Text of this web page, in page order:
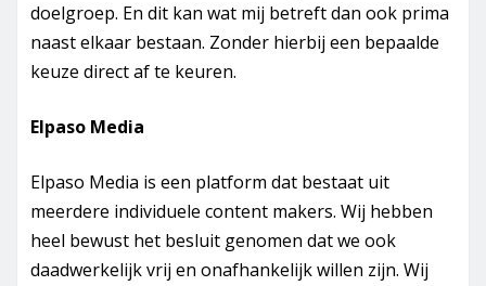
doelgroep. En dit kan wat mij betreft dan ook prima
naast elkaar bestaan. Zonder hierbij een bepaalde
keuze direct af te keuren.
Elpaso Media
Elpaso Media is een platform dat bestaat uit
meerdere individuele content makers. Wij hebben
heel bewust het besluit genomen dat we ook
daadwerkelijk vrij en onafhankelijk willen zijn. Wij